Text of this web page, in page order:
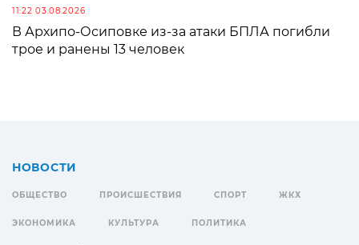
11:22 03.08.2026
В Архипо-Осиповке из-за атаки БПЛА погибли
трое и ранены 13 человек
НОВОСТИ
ОБЩЕСТВО ПРОИСШЕСТВИЯ СПОРТ ЖКХ
ЭКОНОМИКА КУЛЬТУРА ПОЛИТИКА